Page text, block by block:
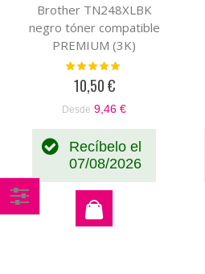
Brother TN248XLBK
negro tóner compatible
PREMIUM (3K)
Valoración:
10,50 €
Desde 9,46 €
Recíbelo el
07/08/2026
Comprar